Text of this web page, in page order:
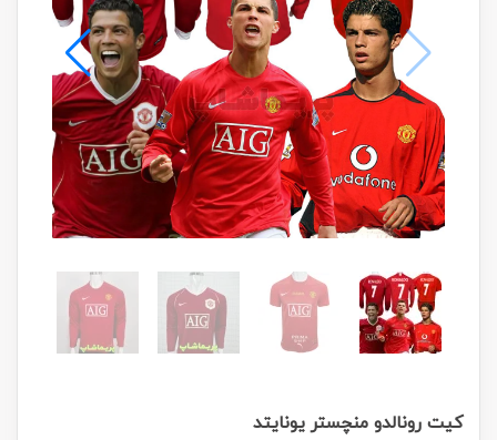
کیت رونالدو منچستر یونایتد